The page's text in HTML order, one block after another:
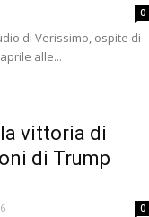
0
di Verissimo, ospite di
alle...
vittoria di
di Trump
0